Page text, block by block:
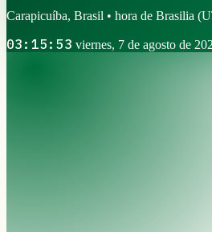
Carapicuíba, Brasil • hora de Brasilia
03:15:54 viernes, 7 de agosto de